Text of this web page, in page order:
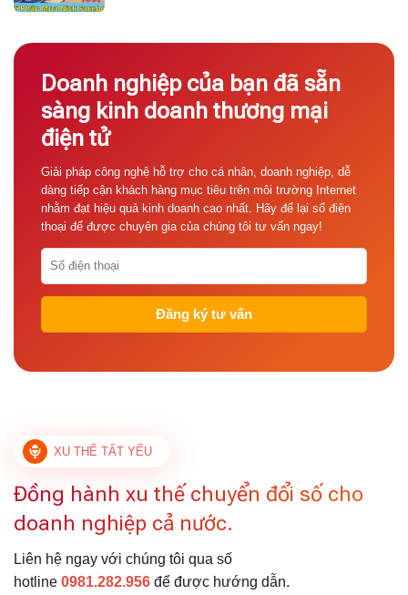
Doanh nghiệp của bạn đã sẵn
sàng kinh doanh thương mại
điện tử
Giải pháp công nghệ hỗ trợ cho cá nhân, doanh nghiệp, dễ
dàng tiếp cận khách hàng mục tiêu trên môi trường Internet
nhằm đạt hiệu quả kinh doanh cao nhất. Hãy để lại số điện
thoại để được chuyên gia của chúng tôi tư vấn ngay!
XU THẾ TẤT YẾU
Đồng hành xu thế chuyển đổi số cho
doanh nghiệp cả nước.
Liên hệ ngay với chúng tôi qua số
hotline 0981.282.956 để được hướng dẫn.